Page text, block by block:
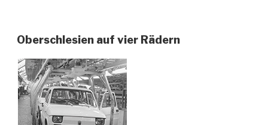
nicht
für
den
Kaiser…“
Oberschlesien auf vier Rädern